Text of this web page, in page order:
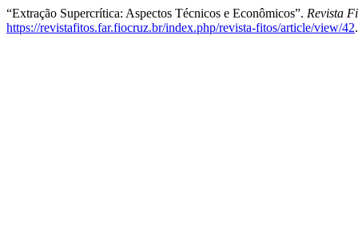
“Extração Supercrítica: Aspectos Técnicos e Econômicos”. Revista
https://revistafitos.far.fiocruz.br/index.php/revista-fitos/article/view/42.